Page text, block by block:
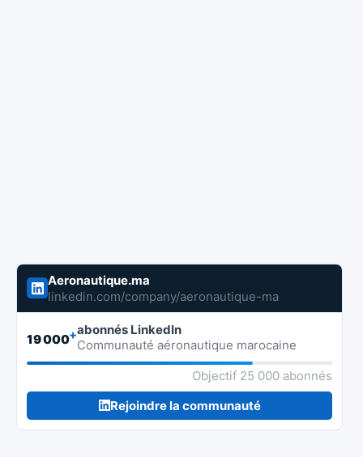
Aeronautique.ma
linkedin.com/company/aeronautique-ma
19 000+abonnés LinkedIn
Communauté aéronautique marocaine
Objectif 25 000 abonnés
Rejoindre la communauté